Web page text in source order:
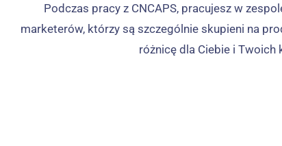
Podczas pracy z CNCAPS, pracujesz w
marketerów, którzy są szczególnie skupieni na
różnicę dla Ciebie i Twoich